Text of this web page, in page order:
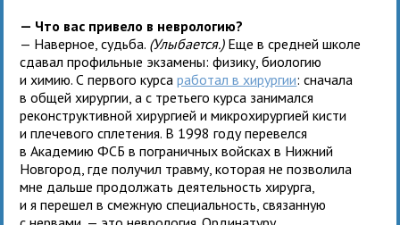
— Что вас привело в неврологию?
— Наверное, судьба. (Улыбается.)Еще в средней школе
сдавал профильные экзамены: физику, биологию
и химию. С первого курсаработал в хирургии: сначала
в общей хирургии, а с третьего курса занимался
реконструктивной хирургией и микрохирургией кисти
и плечевого сплетения. В 1998 году перевелся
в Академию ФСБ в пограничных войсках в Нижний
Новгород, где получил травму, которая не позволила
мне дальше продолжать деятельность хирурга,
и я перешел в смежную специальность, связанную